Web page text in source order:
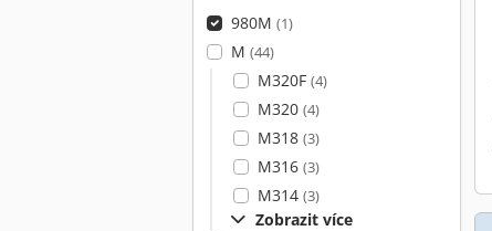
980M (1)
M (44)
M320F (4)
M320 (4)
M318 (3)
M316 (3)
M314 (3)
Zobrazit více